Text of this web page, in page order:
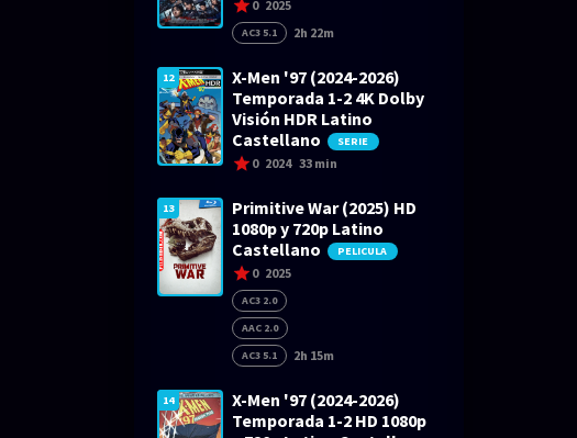
0 2025
AC3 5.1 2h 22m
12
X-Men '97 (2024-2026)
Temporada 1-2 4K Dolby
Visión HDR Latino
Castellano
SERIE
0 2024 33 min
13
Primitive War (2025) HD
1080p y 720p Latino
Castellano
PELICULA
0 2025
AC3 2.0
AAC 2.0
AC3 5.1
2h 15m
14
X-Men '97 (2024-2026)
Temporada 1-2 HD 1080p